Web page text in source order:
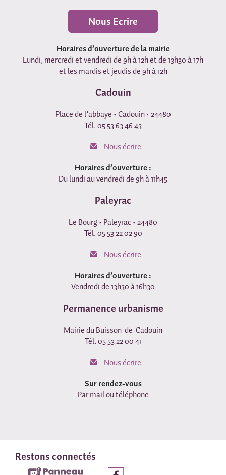
Nous Ecrire
Horaires d’ouverture de la mairie
Lundi, mercredi et vendredi de 9h à 12h et de 13h30 à 17h
et les mardis et jeudis de 9h à 12h
Cadouin
Place de l’abbaye • Cadouin • 24480
Tél. 05 53 63 46 43
Nous écrire
Horaires d’ouverture :
Du lundi au vendredi de 9h à 11h45
Paleyrac
Le Bourg • Paleyrac • 24480
Tél. 05 53 22 02 90
Nous écrire
Horaires d’ouverture :
Vendredi de 13h30 à 16h30
Permanence urbanisme
Mairie du Buisson-de-Cadouin
Tél. 05 53 22 00 41
Nous écrire
Sur rendez-vous
Par mail ou téléphone
Restons connectés